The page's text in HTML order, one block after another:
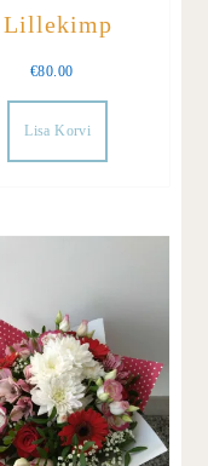
Lillekimp
€80.00
Lisa Korvi